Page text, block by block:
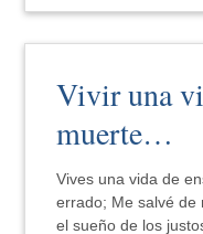
Vivir una
muerte…
Vives una vida de
errado; Me salvé de
el sueño de los